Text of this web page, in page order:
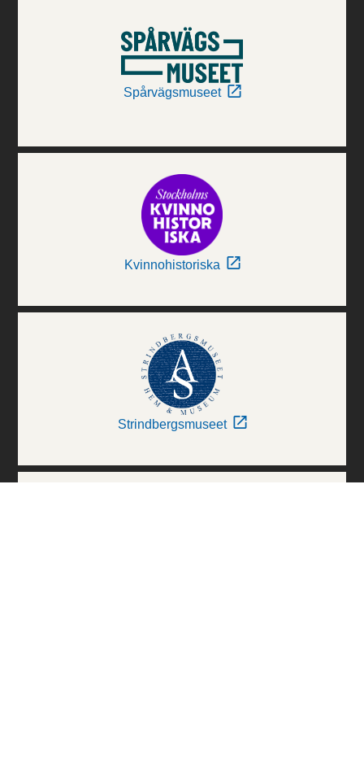
Spårvägsmuseet
Kvinnohistoriska
Strindbergsmuseet